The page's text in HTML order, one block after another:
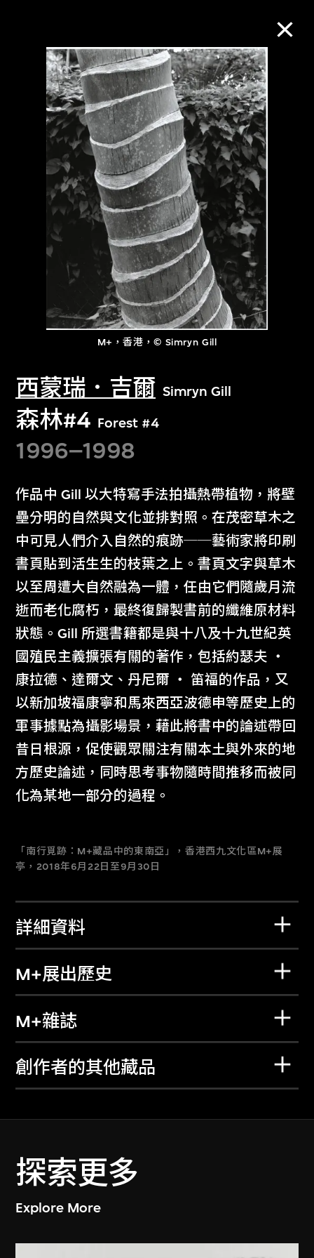
M+，香港，© Simryn Gill
西蒙瑞．吉爾 Simryn Gill
森林#4 Forest #4
1996–1998
作品中 Gill 以大特寫手法拍攝熱帶植物，將壁
壘分明的自然與文化並排對照。在茂密草木之
中可見人們介入自然的痕跡──藝術家將印刷
書頁貼到活生生的枝葉之上。書頁文字與草木
以至周遭大自然融為一體，任由它們隨歲月流
逝而老化腐朽，最終復歸製書前的纖維原材料
狀態。Gill 所選書籍都是與十八及十九世紀英
國殖民主義擴張有關的著作，包括約瑟夫 ‧
康拉德、達爾文、丹尼爾 ‧ 笛福的作品，又
以新加坡福康寧和馬來西亞波德申等歷史上的
軍事據點為攝影場景，藉此將書中的論述帶回
昔日根源，促使觀眾關注有關本土與外來的地
方歷史論述，同時思考事物隨時間推移而被同
化為某地一部分的過程。
「南行覓跡：M+藏品中的東南亞」，香港西九文化區M+展
亭，2018年6月22日至9月30日
詳細資料
M+展出歷史
M+雜誌
創作者的其他藏品
探索更多
Explore More
M+藏品
進一步篩選 搜索
關於M+藏品
探索世界頂級的二十及二十一世紀視覺
文化藏品。